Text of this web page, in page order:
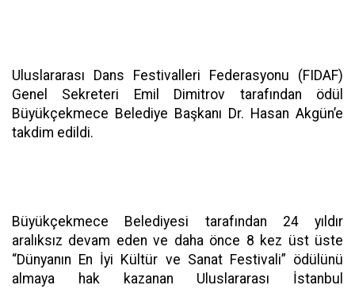
Uluslararası Dans Festivalleri Federasyonu (FIDAF)
Genel Sekreteri Emil Dimitrov tarafından ödül
Büyükçekmece Belediye Başkanı Dr. Hasan Akgün’e
takdim edildi.
Büyükçekmece Belediyesi tarafından 24 yıldır
aralıksız devam eden ve daha önce 8 kez üst üste
“Dünyanın En İyi Kültür ve Sanat Festivali” ödülünü
almaya hak kazanan Uluslararası İstanbul